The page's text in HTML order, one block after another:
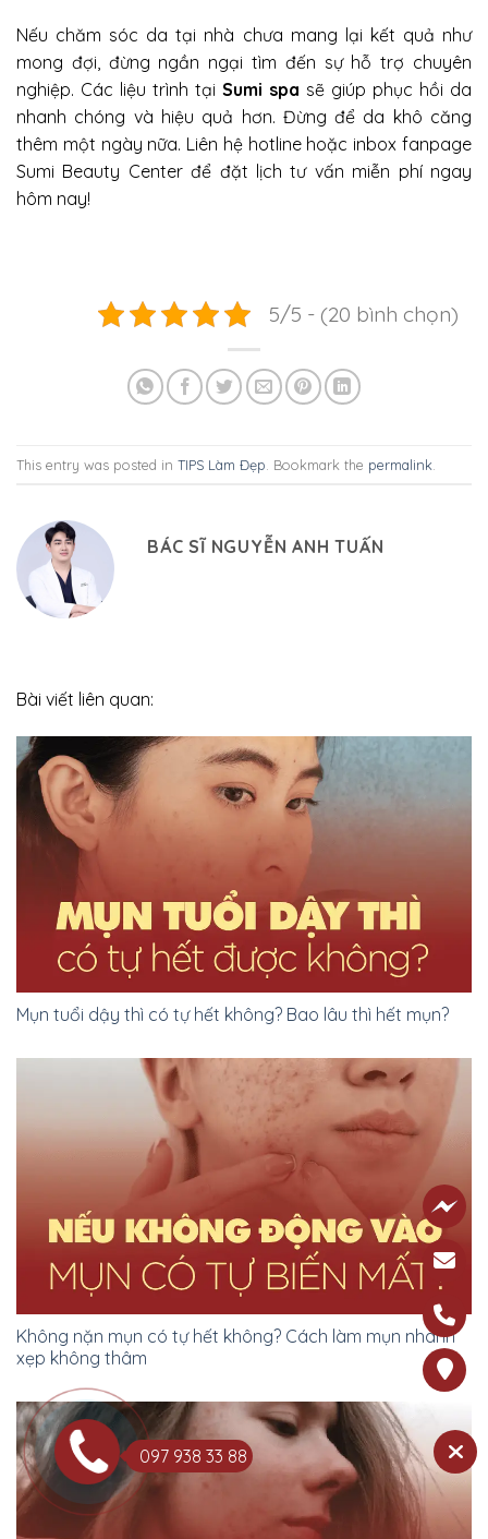
Nếu chăm sóc da tại nhà chưa mang lại kết quả như
mong đợi, đừng ngần ngại tìm đến sự hỗ trợ chuyên
nghiệp. Các liệu trình tại Sumi spa sẽ giúp phục hồi da
nhanh chóng và hiệu quả hơn. Đừng để da khô căng
thêm một ngày nữa. Liên hệ hotline hoặc inbox fanpage
Sumi Beauty Center để đặt lịch tư vấn miễn phí ngay
hôm nay!
5/5 - (20 bình chọn)
This entry was posted in TIPS Làm Đẹp . Bookmark the permalink
BÁC SĨ NGUYỄN ANH TUẤN
Bài viết liên quan:
Mụn tuổi dậy thì có tự hết không? Bao lâu thì hết mụn?
Không nặn mụn có tự hết không? Cách làm mụn nhanh
xẹp không thâm
097 938 33 88